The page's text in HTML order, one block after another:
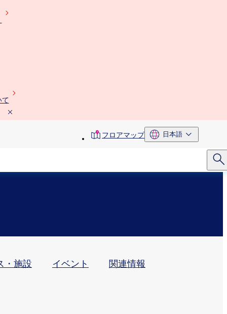
て
toolbarフロアマップ 日本語
・施設 イベント 関連情報